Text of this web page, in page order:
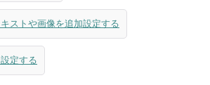
ストや画像を追加設定する
定する